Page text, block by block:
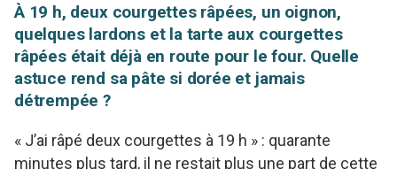
À 19 h, deux courgettes râpées, un oignon,
quelques lardons et la tarte aux courgettes
râpées était déjà en route pour le four. Quelle
astuce rend sa pâte si dorée et jamais
détrempée ?
« J’ai râpé deux courgettes à 19 h » : quarante
minutes plus tard, il ne restait plus une part de cette